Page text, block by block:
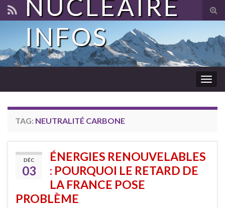
NUCLÉAIRE
INFOS
TAG: NEUTRALITÉ CARBONE
DÉC
03
ÉNERGIES RENOUVELABLES
: POURQUOI LE RETARD DE
LA FRANCE POSE
PROBLÈME